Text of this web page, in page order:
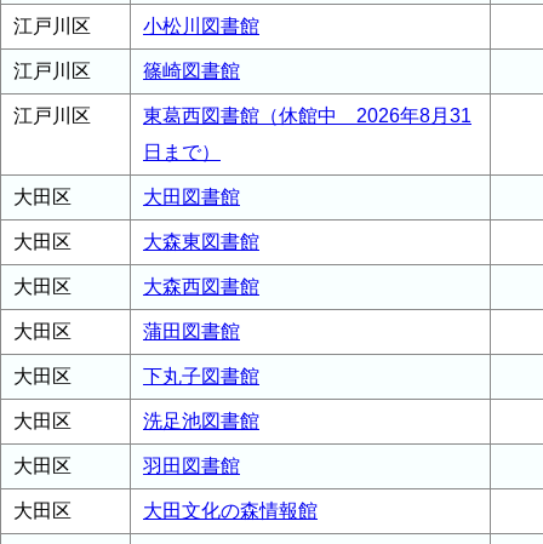
江戸川区 小松川図書館
江戸川区 篠崎図書館
江戸川区
東葛西図書館（休館中 2026年8月31
日まで）
大田区 大田図書館
大田区 大森東図書館
大田区 大森西図書館
大田区 蒲田図書館
大田区 下丸子図書館
大田区 洗足池図書館
大田区 羽田図書館
大田区 大田文化の森情報館